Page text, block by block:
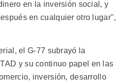
en la inversión social, y
en cualquier otro lugar",
el G-77 subrayó la
y su continuo papel en las
inversión, desarrollo